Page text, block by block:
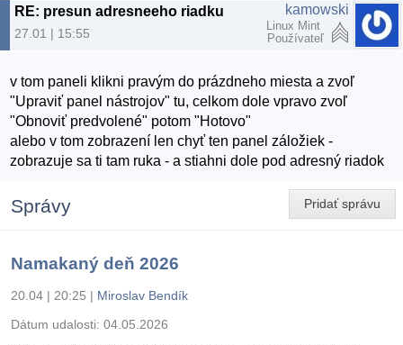
RE: presun adresneeho riadku
27.01 | 15:55
kamowski
Linux Mint
Používateľ
v tom paneli klikni pravým do prázdneho miesta a zvoľ
"Upraviť panel nástrojov" tu, celkom dole vpravo zvoľ
"Obnoviť predvolené" potom "Hotovo"
alebo v tom zobrazení len chyť ten panel záložiek -
zobrazuje sa ti tam ruka - a stiahni dole pod adresný riadok
Pridať správu
Správy
Namakaný deň 2026
20.04 | 20:25 | Miroslav Bendík
Dátum udalosti: 04.05.2026